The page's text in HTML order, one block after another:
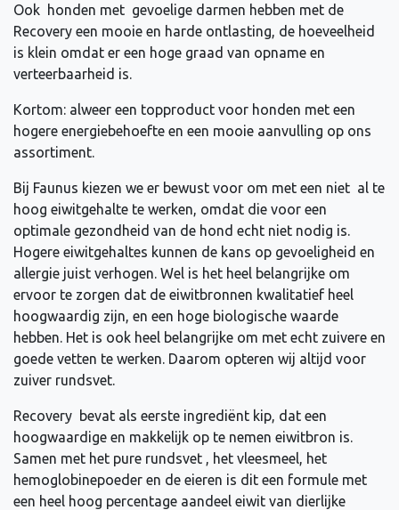
Ook honden met gevoelige darmen hebben met de
Recovery een mooie en harde ontlasting, de hoeveelheid
is klein omdat er een hoge graad van opname en
verteerbaarheid is.
Kortom: alweer een topproduct voor honden met een
hogere energiebehoefte en een mooie aanvulling op ons
assortiment.
Bij Faunus kiezen we er bewust voor om met een niet al te
hoog eiwitgehalte te werken, omdat die voor een
optimale gezondheid van de hond echt niet nodig is.
Hogere eiwitgehaltes kunnen de kans op gevoeligheid en
allergie juist verhogen. Wel is het heel belangrijke om
ervoor te zorgen dat de eiwitbronnen kwalitatief heel
hoogwaardig zijn, en een hoge biologische waarde
hebben. Het is ook heel belangrijke om met echt zuivere en
goede vetten te werken. Daarom opteren wij altijd voor
zuiver rundsvet.
Recovery bevat als eerste ingrediënt kip, dat een
hoogwaardige en makkelijk op te nemen eiwitbron is.
Samen met het pure rundsvet , het vleesmeel, het
hemoglobinepoeder en de eieren is dit een formule met
een heel hoog percentage aandeel eiwit van dierlijke